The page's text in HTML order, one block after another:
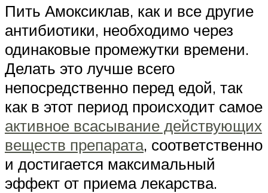
Пить Амоксиклав, как и все другие
антибиотики, необходимо через
одинаковые промежутки времени.
Делать это лучше всего
непосредственно перед едой, так
как в этот период происходит самое
активное всасывание действующих
веществ препарата, соответственно
и достигается максимальный
эффект от приема лекарства.